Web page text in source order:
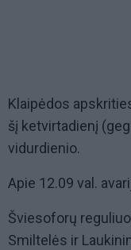
Klaipėdos
šį ketvirtadienį
vidurdienio.
Apie 12.09 val.
Šviesoforų
Smiltelės ir